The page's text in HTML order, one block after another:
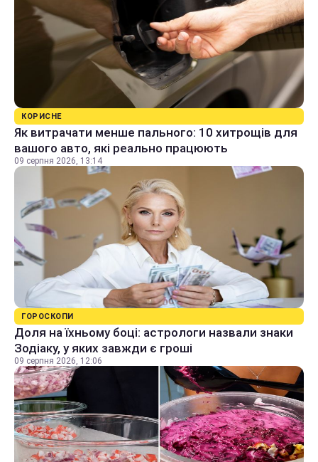
КОРИСНЕ
Як витрачати менше пального: 10 хитрощів для
вашого авто, які реально працюють
09 серпня 2026, 13:14
ГОРОСКОПИ
Доля на їхньому боці: астрологи назвали знаки
Зодіаку, у яких завжди є гроші
09 серпня 2026, 12:06